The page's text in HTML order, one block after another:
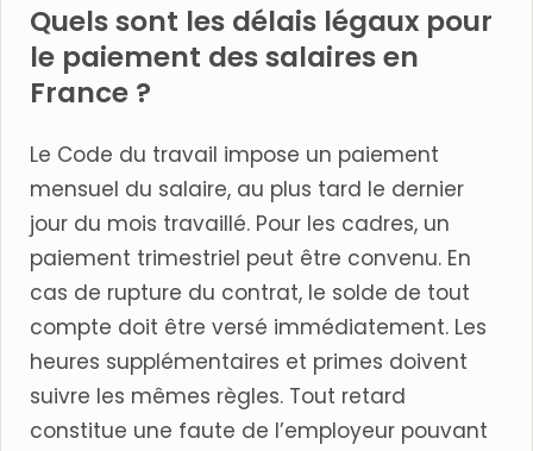
Quels sont les délais légaux pour
le paiement des salaires en
France ?
Le Code du travail impose un paiement
mensuel du salaire, au plus tard le dernier
jour du mois travaillé. Pour les cadres, un
paiement trimestriel peut être convenu. En
cas de rupture du contrat, le solde de tout
compte doit être versé immédiatement. Les
heures supplémentaires et primes doivent
suivre les mêmes règles. Tout retard
constitue une faute de l’employeur pouvant